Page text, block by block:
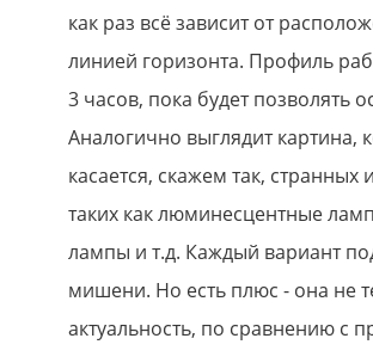
как раз всё зависит от
линией горизонта. Профиль
3 часов, пока будет позволять
Аналогично выглядит картина,
касается, скажем так, странных
таких как люминесцентные
лампы и т.д. Каждый вариант
мишени. Но есть плюс - она не
актуальность, по сравнению с